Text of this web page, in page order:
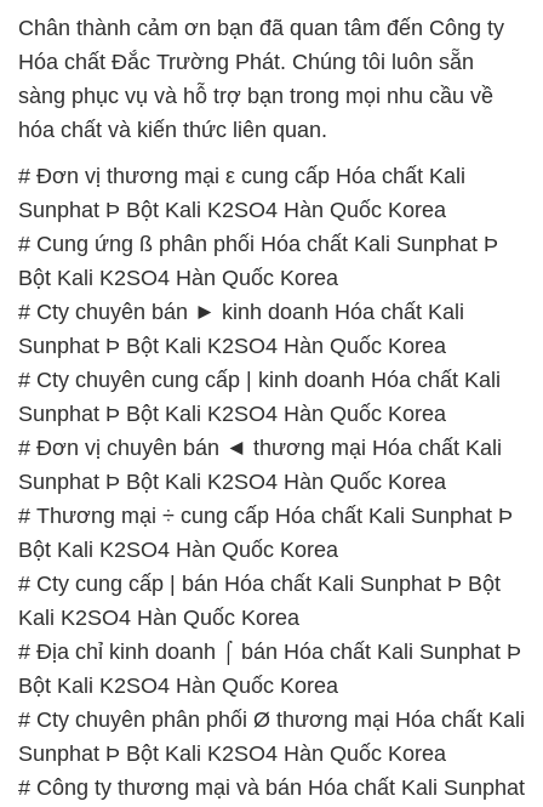
# Đơn vị thương mại ε cung cấp Hóa chất Kali
Sunphat Þ Bột Kali K2SO4 Hàn Quốc Korea
# Cung ứng ß phân phối Hóa chất Kali Sunphat Þ
Bột Kali K2SO4 Hàn Quốc Korea
# Cty chuyên bán ► kinh doanh Hóa chất Kali
Sunphat Þ Bột Kali K2SO4 Hàn Quốc Korea
# Cty chuyên cung cấp | kinh doanh Hóa chất Kali
Sunphat Þ Bột Kali K2SO4 Hàn Quốc Korea
# Đơn vị chuyên bán ◄ thương mại Hóa chất Kali
Sunphat Þ Bột Kali K2SO4 Hàn Quốc Korea
# Thương mại ÷ cung cấp Hóa chất Kali Sunphat Þ
Bột Kali K2SO4 Hàn Quốc Korea
# Cty cung cấp | bán Hóa chất Kali Sunphat Þ Bột
Kali K2SO4 Hàn Quốc Korea
# Địa chỉ kinh doanh ⌠ bán Hóa chất Kali Sunphat Þ
Bột Kali K2SO4 Hàn Quốc Korea
# Cty chuyên phân phối Ø thương mại Hóa chất Kali
Sunphat Þ Bột Kali K2SO4 Hàn Quốc Korea
# Công ty thương mại và bán Hóa chất Kali Sunphat
Þ Bột Kali K2SO4 Hàn Quốc Korea
# Đơn vị chuyên bán Σ cung ứng Hóa chất Kali
Sunphat Þ Bột Kali K2SO4 Hàn Quốc Korea